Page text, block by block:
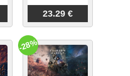
23.29 €
-28%